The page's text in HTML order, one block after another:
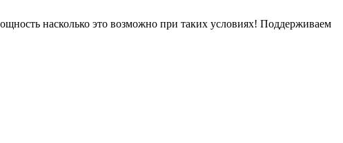
насколько это возможно при таких условиях! Поддерживаем